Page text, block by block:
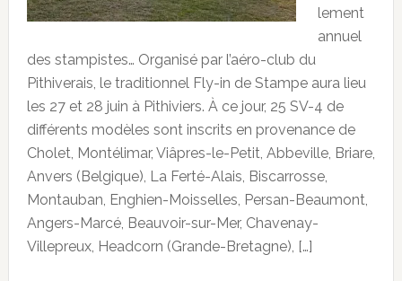
lement
annuel
des stampistes… Organisé par l’aéro-club du
Pithiverais, le traditionnel Fly-in de Stampe aura lieu
les 27 et 28 juin à Pithiviers. À ce jour, 25 SV-4 de
différents modèles sont inscrits en provenance de
Cholet, Montélimar, Viâpres-le-Petit, Abbeville, Briare,
Anvers (Belgique), La Ferté-Alais, Biscarrosse,
Montauban, Enghien-Moisselles, Persan-Beaumont,
Angers-Marcé, Beauvoir-sur-Mer, Chavenay-
Villepreux, Headcorn (Grande-Bretagne), […]